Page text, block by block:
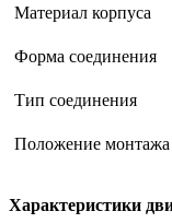
Материал корпуса
Форма соединения
Тип соединения
Положение монтажа
Характеристики